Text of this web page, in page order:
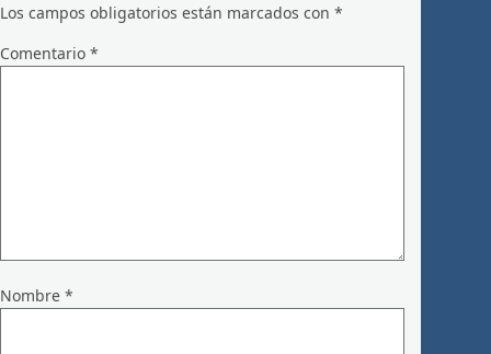
Los campos obligatorios están marcados con *
Comentario *
Nombre *